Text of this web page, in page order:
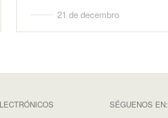
21 de decembro
SÉGUENOS EN: